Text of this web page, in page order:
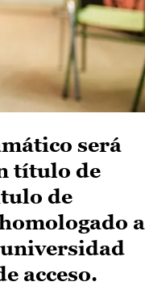
será
título de
de
a
acceso.